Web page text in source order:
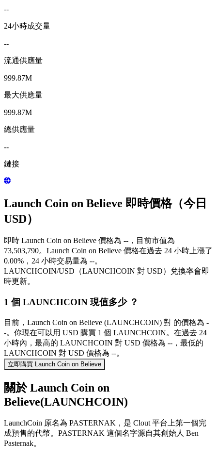
--
24小時成交量
--
流通供應量
999.87M
最大供應量
999.87M
總供應量
--
鏈接
Launch Coin on Believe 即時價格（今日
USD）
即時 Launch Coin on Believe 價格為 --，目前市值為
73,503,790。Launch Coin on Believe 價格在過去 24 小時上漲了
0.00%，24 小時交易量為 --。
LAUNCHCOIN/USD（LAUNCHCOIN 對 USD）兌換率會即
時更新。
1 個 LAUNCHCOIN 現值多少 ？
目前，Launch Coin on Believe (LAUNCHCOIN) 對 的價格為 -
-。你現在可以用 USD 購買 1 個 LAUNCHCOIN。在過去 24
小時內，最高的 LAUNCHCOIN 對 USD 價格為 --，最低的
LAUNCHCOIN 對 USD 價格為 --。
立即購買 Launch Coin on Believe
關於 Launch Coin on
Believe(LAUNCHCOIN)
LaunchCoin 原名為 PASTERNAK，是 Clout 平台上第一個完
成預售的代幣。PASTERNAK 這個名字源自其創始人 Ben
Pasternak。